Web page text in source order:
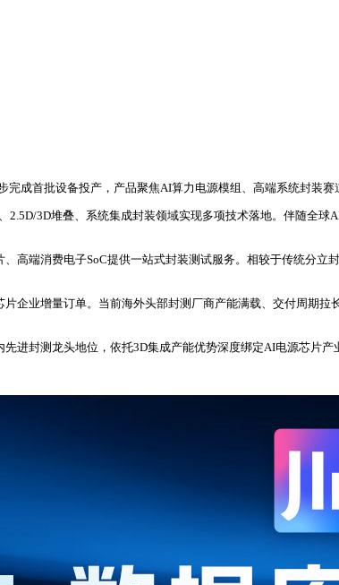
成首批设备投产，产品聚焦AI算力电源模组、高端系统封装赛
3D堆叠、系统集成封装领域实现多项技术落地。伴随全
高端消费电子SoC提供一站式封装测试服务。相较于传统分
企业增量订单。当前海外头部封测厂商产能满载、交付周期
进封测龙头地位，依托3D集成产能优势深度绑定AI电源芯片产